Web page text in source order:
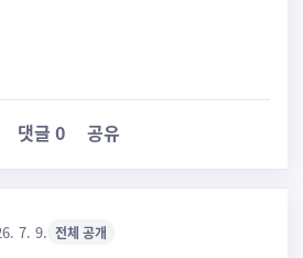
댓글 0 공유
7. 9. 전체 공개